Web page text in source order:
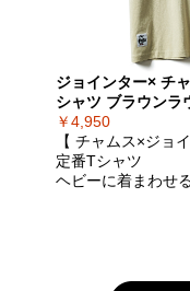
ジョインター× チ
シャツ ブラウンラ
￥4,950
【 チャムス×ジョ
定番Tシャツ
ヘビーに着まわせ